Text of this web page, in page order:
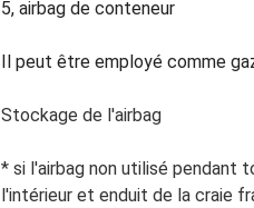
5, airbag de conteneur
Il peut être employé comme
Stockage de l'airbag
* si l'airbag non utilisé pendant
l'intérieur et enduit de la craie